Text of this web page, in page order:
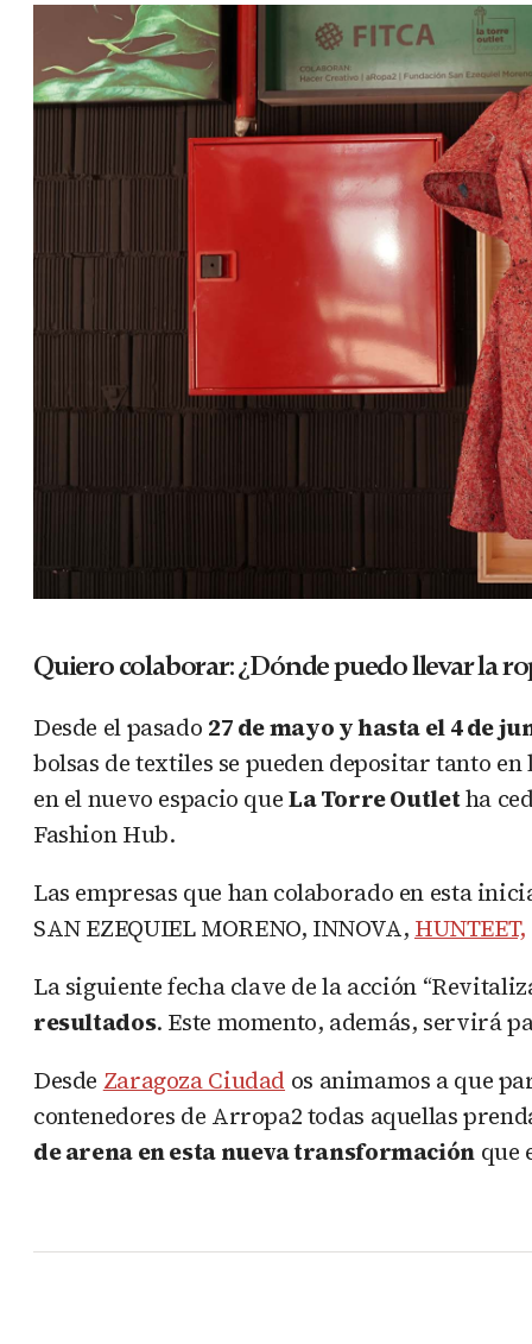
Quiero colaborar: ¿Dónde puedo llevar la
Desde el pasado 27 de mayo y hasta el 4 de
bolsas de textiles se pueden depositar tanto
en el nuevo espacio queLa Torre Outletha
Fashion Hub.
Las empresas que han colaborado en esta
SAN EZEQUIEL MORENO, INNOVA, HUNTEET,
La siguiente fecha clave de la acción
resultados. Este momento, además, servirá
Desde Zaragoza Ciudad os animamos a que
contenedores de Arropa2 todas aquellas
de arena en esta nueva transformaciónque